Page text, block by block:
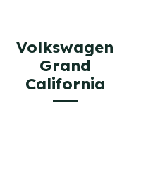
Volkswagen
Grand
California